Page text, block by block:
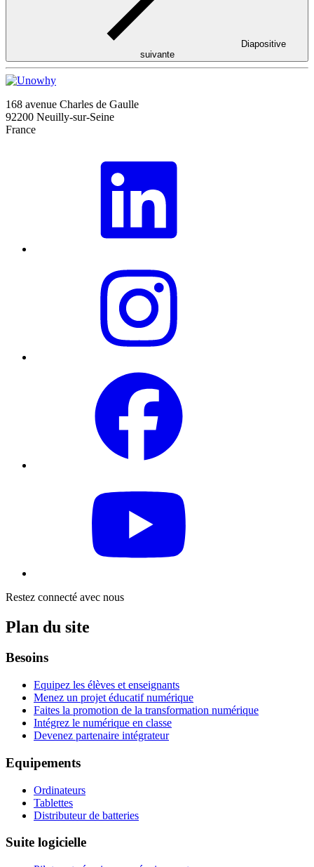
Diapositive
suivante
168 avenue Charles de Gaulle
92200 Neuilly-sur-Seine
France
Restez connecté avec nous
Plan du site
Besoins
Equipez les élèves et enseignants
Menez un projet éducatif numérique
Faites la promotion de la transformation numérique
Intégrez le numérique en classe
Devenez partenaire intégrateur
Equipements
Ordinateurs
Tablettes
Distributeur de batteries
Suite logicielle